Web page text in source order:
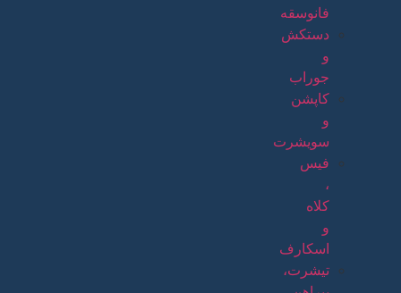
فانوسقه
دستکش
و
جوراب
کاپشن
و
سویشرت
فیس
،
کلاه
و
اسکارف
تیشرت،